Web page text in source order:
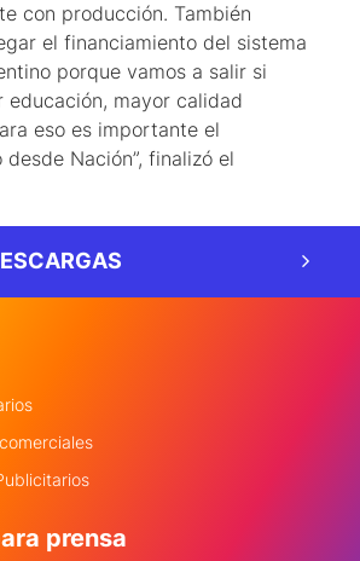
con producción. También
el financiamiento del sistema
porque vamos a salir si
educación, mayor calidad
eso es importante el
Nación”, finalizó el
prensa